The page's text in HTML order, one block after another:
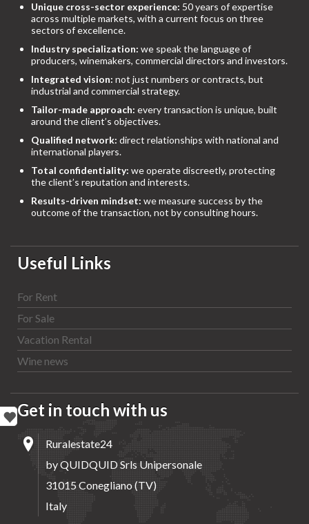
Unique cross-sector experience: 50 years of expertise
across multiple markets, with a current focus on three
sectors of excellence.
Industry specialization: we speak the language of
producers, winemakers, commercial directors and investors.
Integrated vision: not just numbers or contracts, but
industrial and commercial strategy.
Tailor-made approach: every transaction is unique, built
around the client’s objectives.
Qualified network: direct relationships with national and
international players.
Total confidentiality: we operate discreetly, protecting
the client’s reputation and interests.
Results-driven mindset: we measure success by the
outcome of the transaction, not by consulting hours.
Useful Links
For Rent
For Sale
Vacation Rental
Wine news
Get in touch with us
Ruralestate24
by QUIDQUID Srls Unipersonale
31015 Conegliano (TV)
Italy